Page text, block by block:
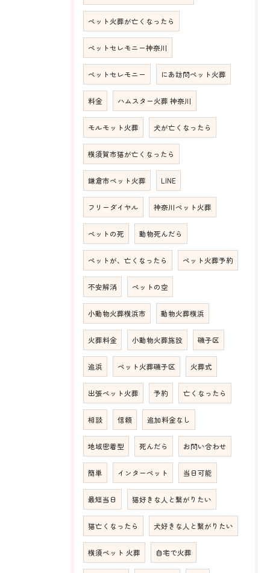
ペット火葬が亡くなったら
ペットセレモニー神奈川
ペットセレモニー にあ訪問ペット火葬
料金 ハムスター火葬 神奈川
モルモット火葬 犬が亡くなったら
横須賀市猫が亡くなったら
鎌倉市ペット火葬 LINE
フリーダイヤル 神奈川ペット火葬
ペットの死 動物死んだら
ペットが、亡くなったら ペット火葬予約
不安解消 ペットの空
小動物火葬横浜市 動物火葬横浜
火葬料金 小動物火葬施設 磯子区
追浜 ペット火葬磯子区 火葬式
出張ペット火葬 予約 亡くなったら
相談 信頼 追加料金なし
地域密着型 死んだら お問い合わせ
簡単 インターペット 当日可能
最短当日 猫好きな人と繋がりたい
猫亡くなったら 犬好きな人と繋がりたい
横須ペット 火葬 自宅で火葬